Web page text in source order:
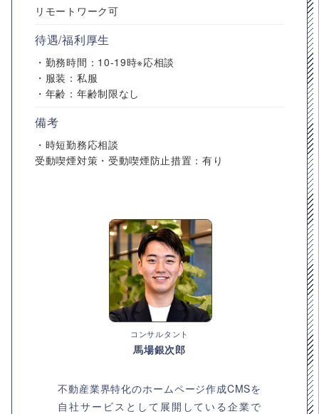
リモートワーク可
待遇/福利厚生
・勤務時間：10-19時※応相談
・服装：私服
・年齢：年齢制限なし
備考
・時短勤務応相談
受動喫煙対策・受動喫煙防止措置：有り
コンサルタント
馬場銀次郎
不動産業界特化のホームページ作成CMSを
自社サービスとして展開している企業で